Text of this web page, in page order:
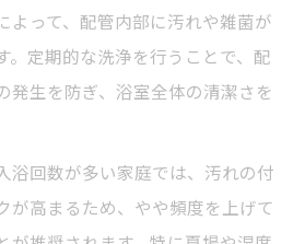
よって、配管内部に汚れや雑菌が
。定期的な洗浄を行うことで、配
発生を防ぎ、浴室全体の清潔さを
浴回数が多い家庭では、汚れの付
が高まるため、やや頻度を上げて